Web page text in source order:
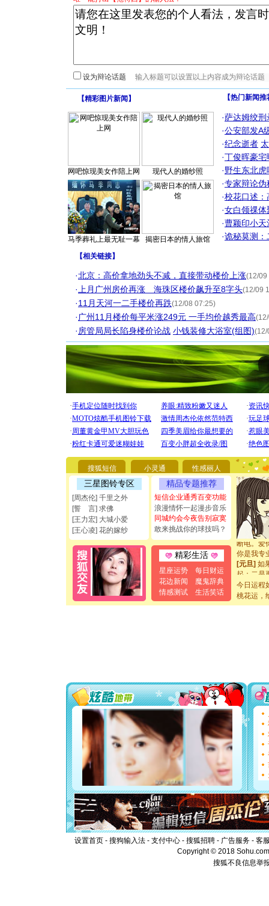
设为辩论话题
【精彩图片新闻 】
网吧惊现美女作陪上网 现代人的婚纱照
马季葬礼上最无耻一幕 揭密日本的情人旅馆
【热门新闻
·萨达姆绞刑
·公安部发A
·纪念逝者
·丁俊晖豪
·野生东北
·专家辩论伪
·校花口述：
·女白领祼体
·曹颖印小天
·诡秘莫测：
【相关链接】
·北京：高价拿地劲头不减，直接带动楼价上涨(12/09
· 上月广州房价再涨 海珠区楼价飙升至8字头(12/09
·11月天河一二手楼价再跌(12/08 07:25)
· 广州11月楼价每平米涨249元 一手均价越秀最高
· 房管局局长陷身楼价论战 小钱装修大浴室(组图)(12/
搜狐短信 小灵通 性感丽人
三星图铃专区
[周杰伦] 千里之外
[誓 言] 求佛
[王力宏] 大城小爱
[王心凌] 花的嫁纱
精品专题推荐
短信企业通秀百变功能
浪漫情怀一起漫步音乐
同城约会今夜告别寂寞
敢来挑战你的球技吗？
精彩生活
星座运势
每日财运
花边新闻
魔鬼辞典
情感测试
生活笑话
[圣诞节]
你太多，
要平安
[圣诞节]
能正大光
都要快乐
[圣诞节]
如意,快
[元旦]看
断电。爱
你是我专
[元旦]如
起；二是
[元旦]当
泣，这痛
[圣诞节]
你太多，
要平安
[圣诞节]
能正大
都要快乐
[圣诞节]
如意,快
[元旦]
看
断电。
你是我
[元旦]如
起；二是
离。水晶
[元旦]当
泣，这痛
卖了。水
[春节]风
颜！冬去
今日运程
桃花运，
设置首页 - 搜狗输入法 - 支付中心 - 搜狐招聘 - 广告服务 - 客
Copyright © 2018
搜狐不良信息举